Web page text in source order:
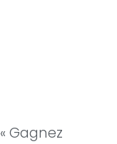
Gagnez